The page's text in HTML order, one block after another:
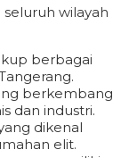
wilayah
berbagai
berkembang
dan industri.
dikenal
elit.